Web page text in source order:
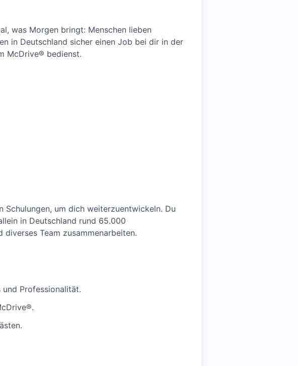
was Morgen bringt: Menschen lieben
in Deutschland sicher einen Job bei dir in der
McDrive® bedienst.
um dich weiterzuentwickeln. Du
in Deutschland rund 65.000
Team zusammenarbeiten.
Professionalität.